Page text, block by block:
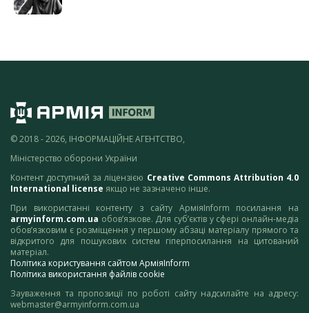
© 2018 - 2026, ІНФОРМАЦІЙНЕ АГЕНТСТВО,
Міністерство оборони України
Контент доступний за ліцензією Creative Commons Attribution 4.0
International license якщо не зазначено інше.
При використанні контенту з сайту АрміяInform посилання на
armyinform.com.ua обов’язкове. Для суб’єктів у сфері онлайн-медіа
обов’язковим є розміщення у першому абзаці матеріалу прямого та
відкритого для пошукових систем гіперпосилання на цитований
матеріал.
Політика користування сайтом АрміяInform
Політика використання файлів cookie
Зауваження та пропозиції по роботі сайту надсилайте на адресу:
webmaster@armyinform.com.ua